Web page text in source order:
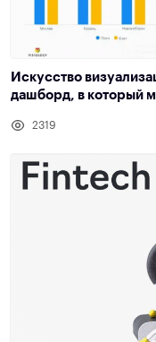
Искусство
дашборд, в который
2319